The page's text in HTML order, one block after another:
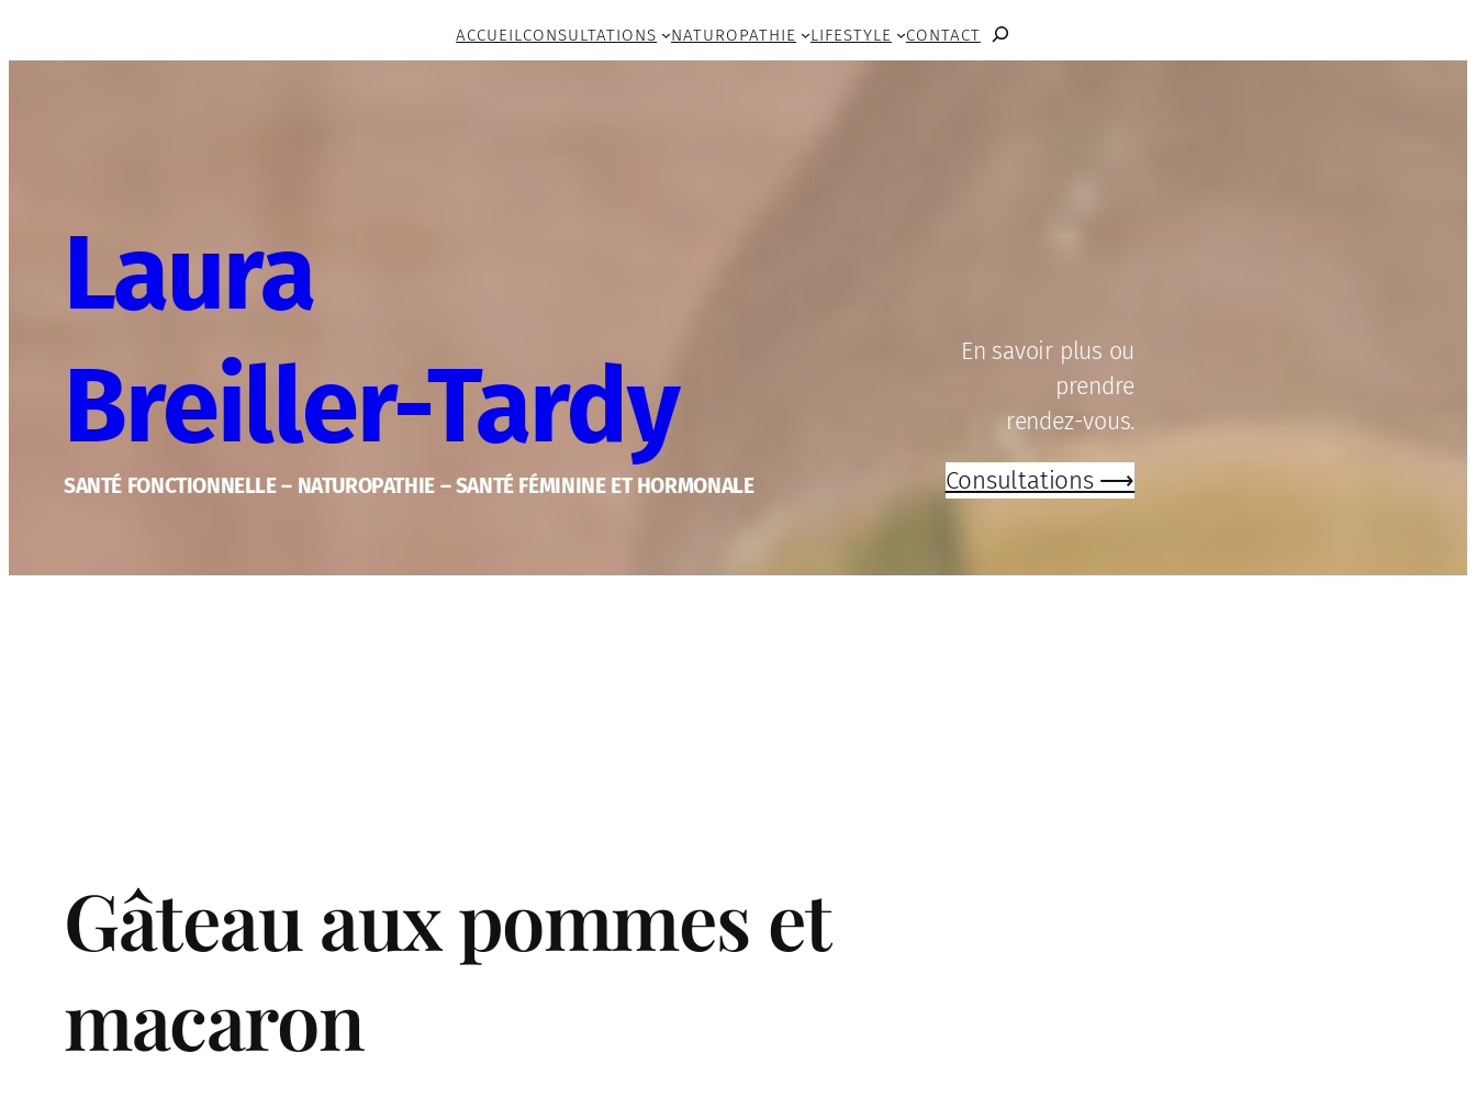
au
ACCUEIL CONSULTATIONS NATUROPATHIE LIFESTYLE CONTACTRechercher
Laura
Breiller-Tardy
SANTÉ FONCTIONNELLE – NATUROPATHIE – SANTÉ FÉMININE ET HORMONALE
En savoir plus ou
prendre
rendez-vous.
Consultations ⟶
Gâteau aux pommes et
macaron